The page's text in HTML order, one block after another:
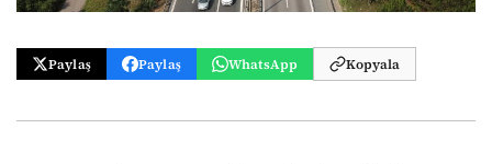
Paylaş Paylaş WhatsApp Kopyala